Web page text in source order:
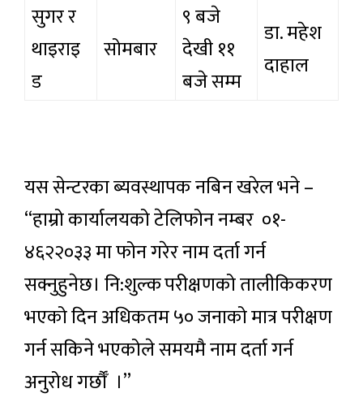
सुगर र
थाइराइ
ड
सोमबार
९ बजे
देखी ११
बजे सम्म
डा. महेश
दाहाल
यस सेन्टरका ब्यवस्थापक नबिन खरेल भने –
“हाम्रो कार्यालयको टेलिफोन नम्बर ०१-
४६२२०३३ मा फोन गरेर नाम दर्ता गर्न
सक्नुहुनेछ। नि:शुल्क परीक्षणको तालीकिकरण
भएको दिन अधिकतम ५० जनाको मात्र परीक्षण
गर्न सकिने भएकोले समयमै नाम दर्ता गर्न
अनुरोध गर्छौँ ।”